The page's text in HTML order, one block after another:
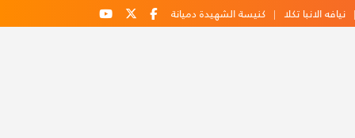
نيافه الانبا تكلا كنيسة الشهيدة دميانة